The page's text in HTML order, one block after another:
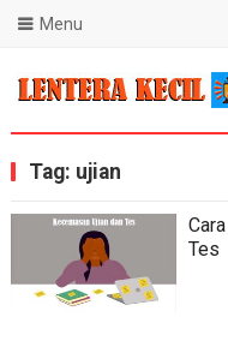
Blog Lentera Kecil
Menu
Tag: ujian
Tes